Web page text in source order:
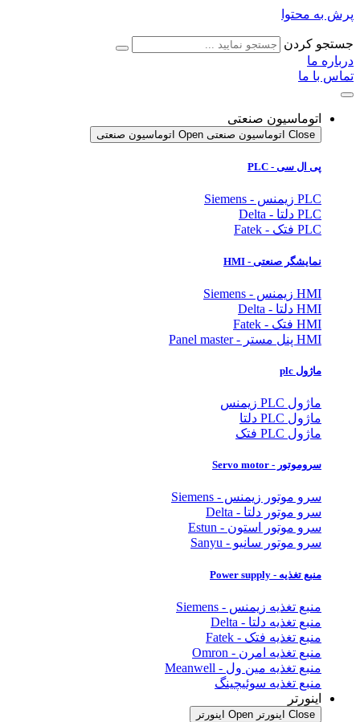
پرش به محتوا
جستجو کردن
درباره ما
تماس با ما
اتوماسیون صنعتی
Close اتوماسیون صنعتی Open اتوماسیون صنعتی
پی ال سی - PLC
PLC زیمنس - Siemens
PLC دلتا - Delta
PLC فتک - Fatek
نمایشگر صنعتی - HMI
HMI زیمنس - Siemens
HMI دلتا - Delta
HMI فتک - Fatek
HMI پنل مستر - Panel master
ماژول plc
ماژول PLC زیمنس
ماژول PLC دلتا
ماژول PLC فتک
سروموتور - Servo motor
سرو موتور زیمنس - Siemens
سرو موتور دلتا - Delta
سرو موتور استون - Estun
سرو موتور سانیو - Sanyu
منبع تغذیه - Power supply
منبع تغذیه زیمنس - Siemens
منبع تغذیه دلتا - Delta
منبع تغذیه فتک - Fatek
منبع تغذیه امرن - Omron
منبع تغذیه مین ول - Meanwell
منبع تغذیه سوئیچینگ
اینورتر
Close اینورتر Open اینورتر